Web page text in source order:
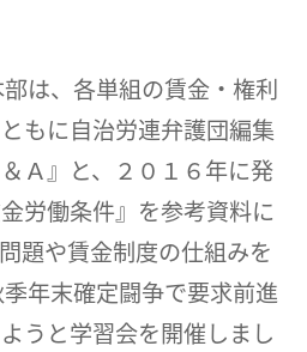
は、各単組の賃金・権利
もに自治労連弁護団編集
Ａ』と、２０１６年に発
労働条件』を参考資料に
題や賃金制度の仕組みを
年末確定闘争で要求前進
うと学習会を開催しまし